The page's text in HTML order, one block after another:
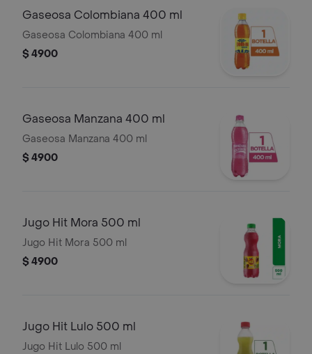
Gaseosa Colombiana 400 ml
Gaseosa Colombiana 400 ml
$ 4900
Gaseosa Manzana 400 ml
Gaseosa Manzana 400 ml
$ 4900
Jugo Hit Mora 500 ml
Jugo Hit Mora 500 ml
$ 4900
Jugo Hit Lulo 500 ml
Jugo Hit Lulo 500 ml